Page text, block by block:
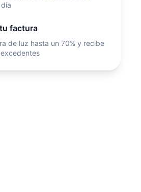
factura
de luz hasta un 70% y recibe